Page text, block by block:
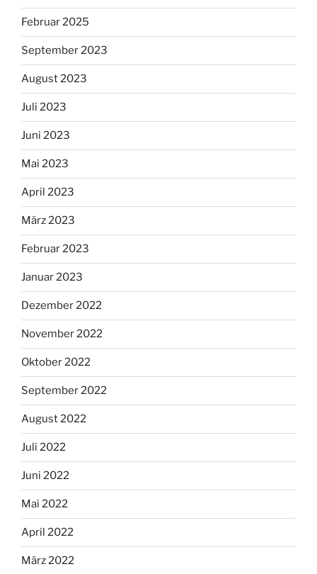
Februar 2025
September 2023
August 2023
Juli 2023
Juni 2023
Mai 2023
April 2023
März 2023
Februar 2023
Januar 2023
Dezember 2022
November 2022
Oktober 2022
September 2022
August 2022
Juli 2022
Juni 2022
Mai 2022
April 2022
März 2022